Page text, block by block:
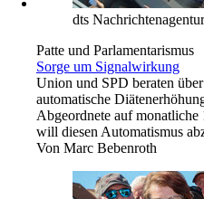
dts
Patte und Parlamentarismus
Sorge um Signalwirkung
Union und SPD beraten
automatische
Abgeordnete auf
will diesen Automatismus
Von Marc Bebenroth